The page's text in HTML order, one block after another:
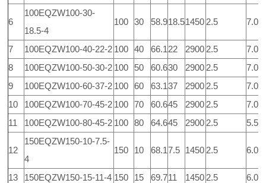
6
100EQZW100-30-
18.5-4
100 30 58.918.51450 2.5 7.0
7 100EQZW100-40-22-2 100 40 66.1 22 2900 2.5
7.0
8
100EQZW100-50-30-2 100 50 60.630 2900 2.5
7.0
9
100EQZW100-60-37-2 100 60 63.1 37 2900 2.5
7.0
10
100EQZW100-70-45-2 100 70 60.645 2900 2.5
7.0
11
100EQZW100-80-45-2 100 80 64.645 2900 2.5 5.5
12
150EQZW150-10-7.5-
4
150 10 68.1 7.5 1450 2.5 6.0
13 150EQZW150-15-11-4 150 15 69.711 1450 2.5
6.0